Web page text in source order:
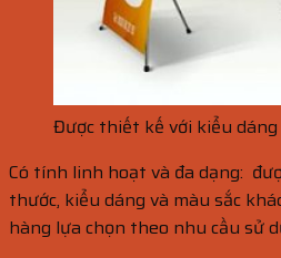
Được thiết kế với kiểu
Có tính linh hoạt và đa dạng:
thước, kiểu dáng và màu sắc
hàng lựa chọn theo nhu cầu sử